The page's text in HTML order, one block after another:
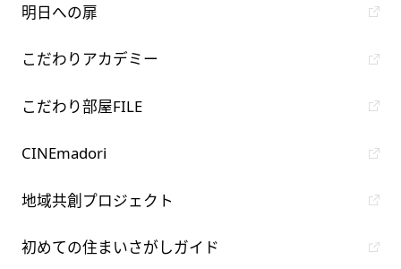
明日への扉
こだわりアカデミー
こだわり部屋FILE
CINEmadori
地域共創プロジェクト
初めての住まいさがしガイド